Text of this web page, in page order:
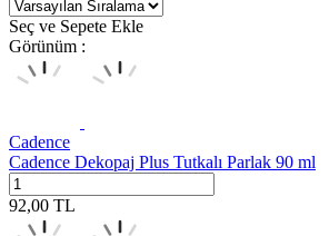
Seç ve Sepete Ekle
Görünüm :
Cadence
Cadence Dekopaj Plus Tutkalı Parlak 90 ml
92,00 TL